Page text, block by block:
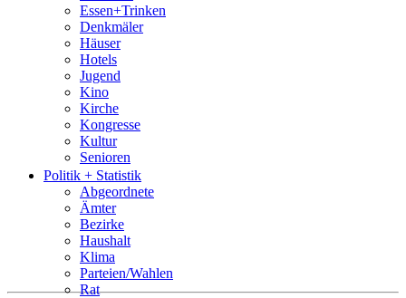
Who is who
Wohnen
Essen+Trinken
Denkmäler
Häuser
Hotels
Jugend
Kino
Kirche
Kongresse
Kultur
Senioren
Stadtführer
Straßen
Politik + Statistik
Abgeordnete
Ämter
Bezirke
Haushalt
Klima
Parteien/Wahlen
Rat